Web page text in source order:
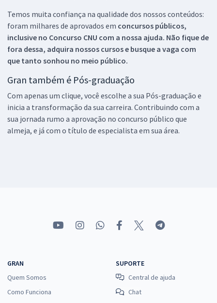
Temos muita confiança na qualidade dos nossos conteúdos:
foram milhares de aprovados em concursos públicos,
inclusive no Concurso CNU com a nossa ajuda. Não fique de
fora dessa, adquira nossos cursos e busque a vaga com
que tanto sonhou no meio público.
Gran também é Pós-graduação
Com apenas um clique, você escolhe a sua Pós-graduação e
inicia a transformação da sua carreira. Contribuindo com a
sua jornada rumo a aprovação no concurso público que
almeja, e já com o título de especialista em sua área.
GRAN
Quem Somos
Como Funciona
SUPORTE
Central de ajuda
Chat